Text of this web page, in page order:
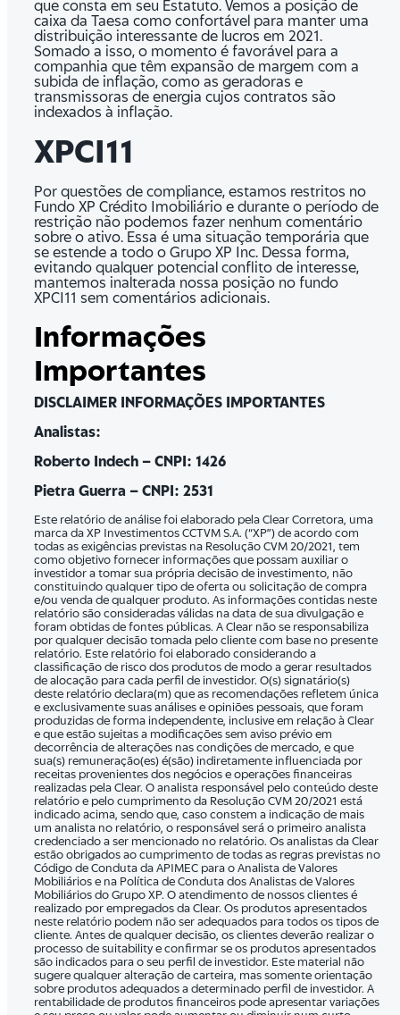
que consta em seu Estatuto. Vemos a posição de
caixa da Taesa como confortável para manter uma
distribuição interessante de lucros em 2021.
Somado a isso, o momento é favorável para a
companhia que têm expansão de margem com a
subida de inflação, como as geradoras e
transmissoras de energia cujos contratos são
indexados à inflação.
XPCI11
Por questões de compliance, estamos restritos no
Fundo XP Crédito Imobiliário e durante o período de
restrição não podemos fazer nenhum comentário
sobre o ativo. Essa é uma situação temporária que
se estende a todo o Grupo XP Inc. Dessa forma,
evitando qualquer potencial conflito de interesse,
mantemos inalterada nossa posição no fundo
XPCI11 sem comentários adicionais.
Informações
Importantes
DISCLAIMER INFORMAÇÕES IMPORTANTES
Analistas:
Roberto Indech – CNPI: 1426
Pietra Guerra – CNPI: 2531
Este relatório de análise foi elaborado pela Clear Corretora, uma
marca da XP Investimentos CCTVM S.A. (“XP”) de acordo com
todas as exigências previstas na Resolução CVM 20/2021, tem
como objetivo fornecer informações que possam auxiliar o
investidor a tomar sua própria decisão de investimento, não
constituindo qualquer tipo de oferta ou solicitação de compra
e/ou venda de qualquer produto. As informações contidas neste
relatório são consideradas válidas na data de sua divulgação e
foram obtidas de fontes públicas. A Clear não se responsabiliza
por qualquer decisão tomada pelo cliente com base no presente
relatório. Este relatório foi elaborado considerando a
classificação de risco dos produtos de modo a gerar resultados
de alocação para cada perfil de investidor. O(s) signatário(s)
deste relatório declara(m) que as recomendações refletem única
e exclusivamente suas análises e opiniões pessoais, que foram
produzidas de forma independente, inclusive em relação à Clear
e que estão sujeitas a modificações sem aviso prévio em
decorrência de alterações nas condições de mercado, e que
sua(s) remuneração(es) é(são) indiretamente influenciada por
receitas provenientes dos negócios e operações financeiras
realizadas pela Clear. O analista responsável pelo conteúdo deste
relatório e pelo cumprimento da Resolução CVM 20/2021 está
indicado acima, sendo que, caso constem a indicação de mais
um analista no relatório, o responsável será o primeiro analista
credenciado a ser mencionado no relatório. Os analistas da Clear
estão obrigados ao cumprimento de todas as regras previstas no
Código de Conduta da APIMEC para o Analista de Valores
Mobiliários e na Política de Conduta dos Analistas de Valores
Mobiliários do Grupo XP. O atendimento de nossos clientes é
realizado por empregados da Clear. Os produtos apresentados
neste relatório podem não ser adequados para todos os tipos de
cliente. Antes de qualquer decisão, os clientes deverão realizar o
processo de suitability e confirmar se os produtos apresentados
são indicados para o seu perfil de investidor. Este material não
sugere qualquer alteração de carteira, mas somente orientação
sobre produtos adequados a determinado perfil de investidor. A
rentabilidade de produtos financeiros pode apresentar variações